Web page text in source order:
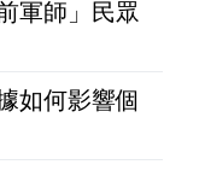
軍師」民眾
如何影響個